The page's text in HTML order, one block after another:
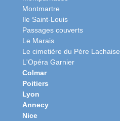
Montmartre
Ile Saint-Louis
Passages couverts
Le Marais
Le cimetière du Père Lachaise
L'Opéra Garnier
Colmar
Poitiers
Lyon
Annecy
Nice